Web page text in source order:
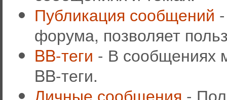
Публикация сообщений
форума, позволяет
BB-теги - В сообщениях
BB-теги.
Личные сообщения -